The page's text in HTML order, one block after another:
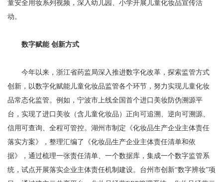
童安全用妆系列视频，深入幼儿园、小学开展儿童化妆品宣传活
动。
数字赋能 创新方式
今年以来，浙江省药监局深入推进数字化改革，探索监管方式
创新，以数字化赋能儿童化妆品监管各个环节，努力实现儿童化妆
品常态化监管。例如，宁波市上线全国首个进口美妆防伪溯源平
台，实现了进口美妆（含儿童化妆品）正向可追溯、逆向可溯源、
信用可查询、全程可管控。湖州市制定《化妆品生产企业主体责任
落实方案》，整理汇编了《化妆品生产企业主体责任清单和依
据》，通过梳理一张责任清单、一个数据库，集成一个数字监管系
统，试点开展落实企业主体责任机制建设。台州市创新“数字辨妆”项